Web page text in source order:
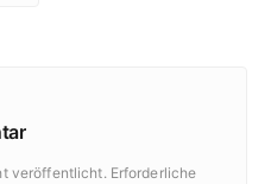
veröffentlicht. Erforderliche